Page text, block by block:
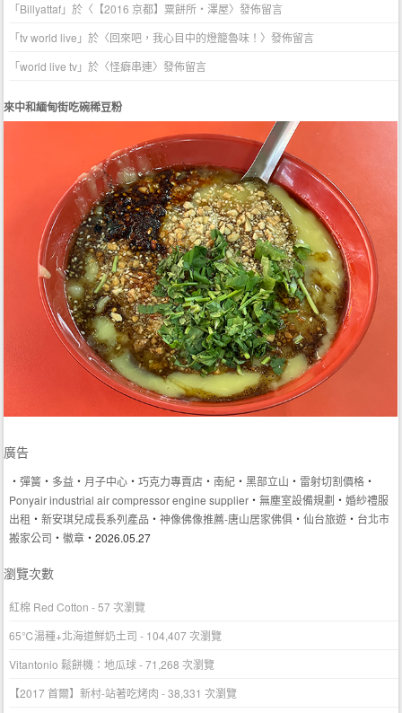
「Billyattaf」於〈 【2016 京都】粟餅所・澤屋〉發佈留言
「tv world live 」於〈回來吧，我心目中的燈籠魯味！ 〉發佈留言
「world live tv」於〈怪癖串連〉發佈留言
來中和緬甸街吃碗稀豆粉
廣告
‧彈簧 ‧ 多益 ‧ 月子中心 ‧巧克力專賣店 ‧南紀 ‧黑部立山 ‧ 雷射切割價格 ‧
Ponyair industrial air compressor engine supplier ‧無塵室設備規劃 ‧婚紗禮服
出租 ‧新安琪兒成長系列產品 ‧神像佛像推薦-唐山居家佛俱 ‧仙台旅遊 ‧ 台北市
搬家公司 ‧徽章 ‧2026.05.27
瀏覽次數
紅棉 Red Cotton - 57 次瀏覽
65℃湯種+北海道鮮奶土司 - 104,407 次瀏覽
Vitantonio 鬆餅機：地瓜球- 71,268 次瀏覽
【2017 首爾】新村-站著吃烤肉 - 38,331 次瀏覽